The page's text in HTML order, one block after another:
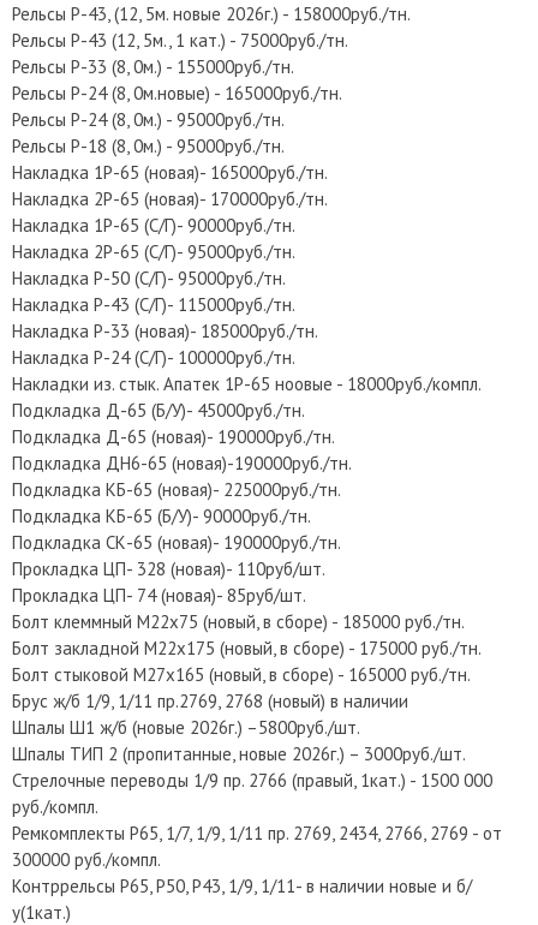
Рельсы Р-43, (12, 5м. новые 2026г.) - 158000руб./тн.
Рельсы Р-43 (12, 5м., 1 кат.) - 75000руб./тн.
Рельсы Р-33 (8, 0м.) - 155000руб./тн.
Рельсы Р-24 (8, 0м.новые) - 165000руб./тн.
Рельсы Р-24 (8, 0м.) - 95000руб./тн.
Рельсы Р-18 (8, 0м.) - 95000руб./тн.
Накладка 1Р-65 (новая)- 165000руб./тн.
Накладка 2Р-65 (новая)- 170000руб./тн.
Накладка 1Р-65 (С/Г)- 90000руб./тн.
Накладка 2Р-65 (С/Г)- 95000руб./тн.
Накладка Р-50 (С/Г)- 95000руб./тн.
Накладка Р-43 (С/Г)- 115000руб./тн.
Накладка Р-33 (новая)- 185000руб./тн.
Накладка Р-24 (С/Г)- 100000руб./тн.
Накладки из. стык. Апатек 1Р-65 ноовые - 18000руб./компл.
Подкладка Д-65 (Б/У)- 45000руб./тн.
Подкладка Д-65 (новая)- 190000руб./тн.
Подкладка ДН6-65 (новая)-190000руб./тн.
Подкладка КБ-65 (новая)- 225000руб./тн.
Подкладка КБ-65 (Б/У)- 90000руб./тн.
Подкладка СК-65 (новая)- 190000руб./тн.
Прокладка ЦП- 328 (новая)- 110руб/шт.
Прокладка ЦП- 74 (новая)- 85руб/шт.
Болт клеммный М22х75 (новый, в сборе) - 185000 руб./тн.
Болт закладной М22х175 (новый, в сборе) - 175000 руб./тн.
Болт стыковой М27х165 (новый, в сборе) - 165000 руб./тн.
Брус ж/б 1/9, 1/11 пр.2769, 2768 (новый) в наличии
Шпалы Ш1 ж/б (новые 2026г.) –5800руб./шт.
Шпалы ТИП 2 (пропитанные, новые 2026г.) – 3000руб./шт.
Стрелочные переводы 1/9 пр. 2766 (правый, 1кат.) - 1500 000
руб./компл.
Ремкомплекты Р65, 1/7, 1/9, 1/11 пр. 2769, 2434, 2766, 2769 - от
300000 руб./компл.
Контррельсы Р65, Р50, Р43, 1/9, 1/11- в наличии новые и б/
у(1кат.)